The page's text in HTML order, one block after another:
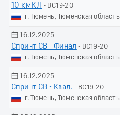
10 км КЛ
- ВС19-20
г. Тюмень, Тюменская область
16.12.2025
Спринт СВ - Финал - ВС19-20
г. Тюмень, Тюменская область
16.12.2025
Спринт СВ - Квал. - ВС19-20
г. Тюмень, Тюменская область